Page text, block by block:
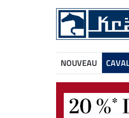
NOUVEAU